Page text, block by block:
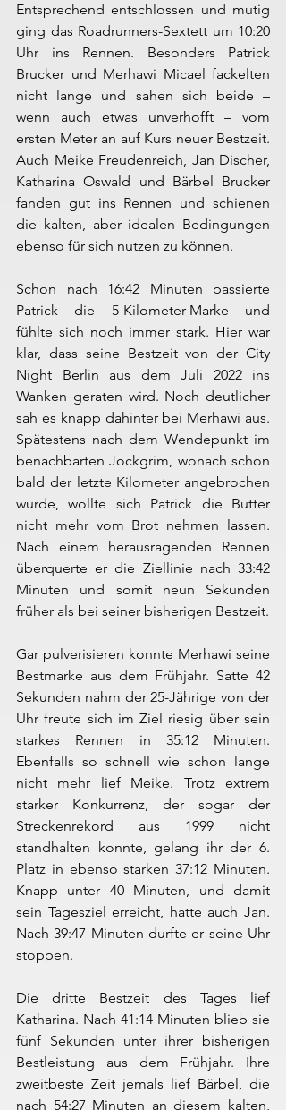
Entsprechend entschlossen und mutig
ging das Roadrunners-Sextett um 10:20
Uhr ins Rennen. Besonders Patrick
Brucker und Merhawi Micael fackelten
nicht lange und sahen sich beide –
wenn auch etwas unverhofft – vom
ersten Meter an auf Kurs neuer Bestzeit.
Auch Meike Freudenreich, Jan Discher,
Katharina Oswald und Bärbel Brucker
fanden gut ins Rennen und schienen
die kalten, aber idealen Bedingungen
ebenso für sich nutzen zu können.
Schon nach 16:42 Minuten passierte
Patrick die 5-Kilometer-Marke und
fühlte sich noch immer stark. Hier war
klar, dass seine Bestzeit von der City
Night Berlin aus dem Juli 2022 ins
Wanken geraten wird. Noch deutlicher
sah es knapp dahinter bei Merhawi aus.
Spätestens nach dem Wendepunkt im
benachbarten Jockgrim, wonach schon
bald der letzte Kilometer angebrochen
wurde, wollte sich Patrick die Butter
nicht mehr vom Brot nehmen lassen.
Nach einem herausragenden Rennen
überquerte er die Ziellinie nach 33:42
Minuten und somit neun Sekunden
früher als bei seiner bisherigen Bestzeit.
Gar pulverisieren konnte Merhawi seine
Bestmarke aus dem Frühjahr. Satte 42
Sekunden nahm der 25-Jährige von der
Uhr freute sich im Ziel riesig über sein
starkes Rennen in 35:12 Minuten.
Ebenfalls so schnell wie schon lange
nicht mehr lief Meike. Trotz extrem
starker Konkurrenz, der sogar der
Streckenrekord aus 1999 nicht
standhalten konnte, gelang ihr der 6.
Platz in ebenso starken 37:12 Minuten.
Knapp unter 40 Minuten, und damit
sein Tagesziel erreicht, hatte auch Jan.
Nach 39:47 Minuten durfte er seine Uhr
stoppen.
Die dritte Bestzeit des Tages lief
Katharina. Nach 41:14 Minuten blieb sie
fünf Sekunden unter ihrer bisherigen
Bestleistung aus dem Frühjahr. Ihre
zweitbeste Zeit jemals lief Bärbel, die
nach 54:27 Minuten an diesem kalten,